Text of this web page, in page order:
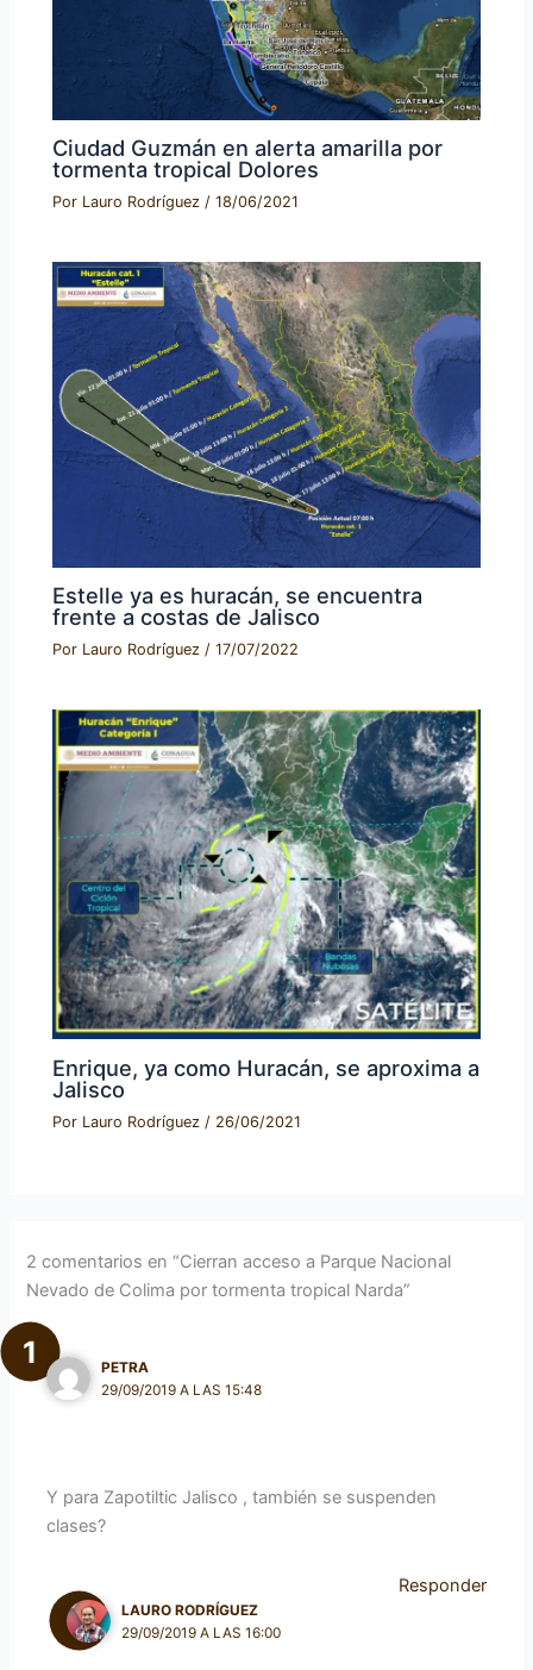
Ciudad Guzmán en alerta amarilla por
tormenta tropical Dolores
Por Lauro Rodríguez/18/06/2021
Estelle ya es huracán, se encuentra
frente a costas de Jalisco
Por Lauro Rodríguez/17/07/2022
Enrique, ya como Huracán, se aproxima a
Jalisco
Por Lauro Rodríguez/ 26/06/2021
2 comentarios en “Cierran acceso a Parque Nacional
Nevado de Colima por tormenta tropical Narda”
PETRA
29/09/2019 A LAS 15:48
Y para Zapotiltic Jalisco , también se suspenden
clases?
Responder
LAURO RODRÍGUEZ
29/09/2019 A LAS 16:00